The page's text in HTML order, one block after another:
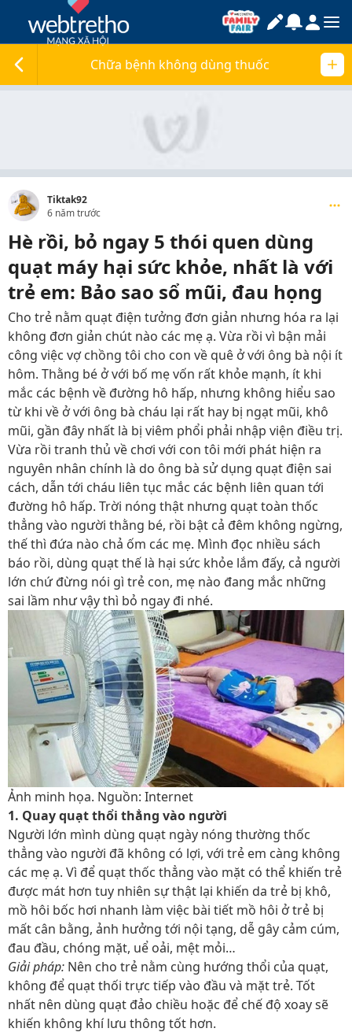
Chữa bệnh không dùng thuốc
Tiktak92
6 năm trước
Hè rồi, bỏ ngay 5 thói quen dùng
quạt máy hại sức khỏe, nhất là với
trẻ em: Bảo sao sổ mũi, đau họng
Cho trẻ nằm quạt điện tưởng đơn giản nhưng hóa ra lại
không đơn giản chút nào các mẹ ạ. Vừa rồi vì bận mải
công việc vợ chồng tôi cho con về quê ở với ông bà nội ít
hôm. Thằng bé ở với bố mẹ vốn rất khỏe mạnh, ít khi
mắc các bệnh về đường hô hấp, nhưng không hiểu sao
từ khi về ở với ông bà cháu lại rất hay bị ngạt mũi, khô
mũi, gần đây nhất là bị viêm phổi phải nhập viện điều trị.
Vừa rồi tranh thủ về chơi với con tôi mới phát hiện ra
nguyên nhân chính là do ông bà sử dụng quạt điện sai
cách, dẫn tới cháu liên tục mắc các bệnh liên quan tới
đường hô hấp. Trời nóng thật nhưng quạt toàn thốc
thẳng vào người thằng bé, rồi bật cả đêm không ngừng,
thế thì đứa nào chả ốm các mẹ. Mình đọc nhiều sách
báo rồi, dùng quạt thế là hại sức khỏe lắm đấy, cả người
lớn chứ đừng nói gì trẻ con, mẹ nào đang mắc những
sai lầm như vậy thì bỏ ngay đi nhé.
Ảnh minh họa. Nguồn: Internet
1. Quay quạt thổi thẳng vào người
Người lớn mình dùng quạt ngày nóng thường thốc
thẳng vào người đã không có lợi, với trẻ em càng không
các mẹ ạ. Vì để quạt thốc thẳng vào mặt có thể khiến trẻ
được mát hơn tuy nhiên sự thật lại khiến da trẻ bị khô,
mồ hôi bốc hơi nhanh làm việc bài tiết mồ hôi ở trẻ bị
mất cân bằng, ảnh hưởng tới nội tạng, dễ gây cảm cúm,
đau đầu, chóng mặt, uể oải, mệt mỏi…
Giải pháp: Nên cho trẻ nằm cùng hướng thổi của quạt,
không để quạt thối trực tiếp vào đầu và mặt trẻ. Tốt
nhất nên dùng quạt đảo chiều hoặc để chế độ xoay sẽ
khiến không khí lưu thông tốt hơn.